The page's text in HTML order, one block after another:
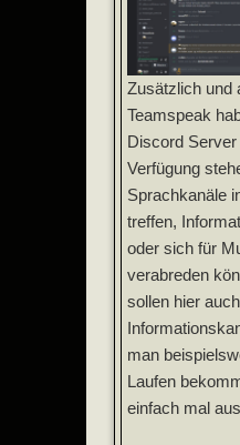
Zusätzlich und
Teamspeak
Discord
Verfügung
Sprachkanäle
treffen,
oder sich für
verabreden
sollen hier
man
Laufen
einfach mal